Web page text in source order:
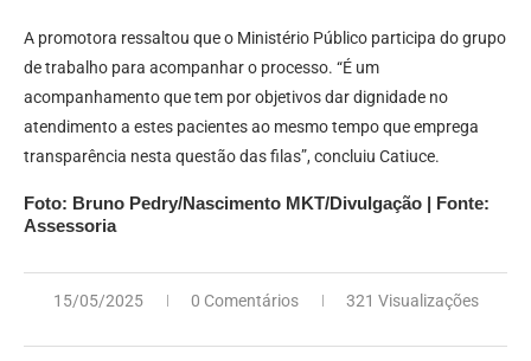
A promotora ressaltou que o Ministério Público participa do grupo
de trabalho para acompanhar o processo. “É um
acompanhamento que tem por objetivos dar dignidade no
atendimento a estes pacientes ao mesmo tempo que emprega
transparência nesta questão das filas”, concluiu Catiuce.
Foto: Bruno Pedry/Nascimento MKT/Divulgação | Fonte:
Assessoria
15/05/2025 0 Comentários 321 Visualizações